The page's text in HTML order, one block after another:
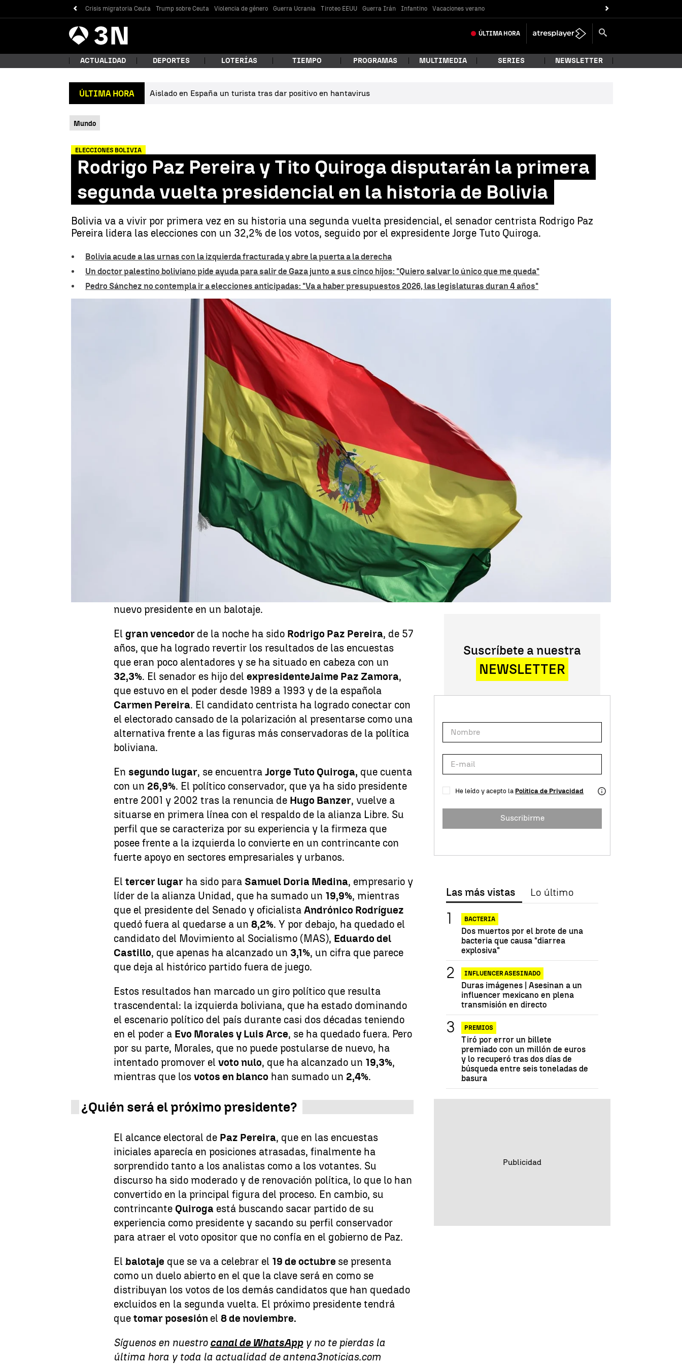
Crisis migratoria Ceuta Trump sobre Ceuta Violencia de género Guerra Ucrania Tiroteo EEUU Guerra Irán Infantino Vacaciones verano
Antena
3 Noticias ÚLTIMA HORA
ACTUALIDAD DEPORTES LOTERÍAS TIEMPO PROGRAMAS MULTIMEDIA SERIES NEWSLETTER
ÚLTIMA HORA Aislado en España un turista tras dar positivo en hantavirus
Mundo
ELECCIONES BOLIVIA
Rodrigo Paz Pereira y Tito Quiroga disputarán la primera
segunda vuelta presidencial en la historia de Bolivia
Bolivia va a vivir por primera vez en su historia una segunda vuelta presidencial, el senador centrista Rodrigo Paz
Pereira lidera las elecciones con un 32,2% de los votos, seguido por el expresidente Jorge Tuto Quiroga.
Bolivia acude a las urnas con la izquierda fracturada y abre la puerta a la derecha
Un doctor palestino boliviano pide ayuda para salir de Gaza junto a sus cinco hijos: "Quiero salvar lo único que me queda"
Pedro Sánchez no contempla ir a elecciones anticipadas: "Va a haber presupuestos 2026, las legislaturas duran 4 años"
Rodrigo Paz Pereira y Tito Quiroga disputarán la primera segunda vuelta presidencial en la historia de Bolivia |
18 de agosto de 2025, 15:30
18 de agosto de 2025, 11:13
Whatsapp
Facebook
X
se prepara para un escenario electoral sin precedentes.
Por primera vez desde que la Constitución de 2009abrió la
posibilidad de una
segunda vuelta presidencial
, el país va a
volver a sacar las urnas
en octubre. Esto se debe a que ninguno
de los candidatos alcanzó el
50% de los votosque se consideran
válidos para gobernar,
con diez puntos de
ventaja sobre el segundo, por lo que se ven obligados a elegir al
nuevo presidente en un balotaje.
Elgran vencedor de la noche ha sido Rodrigo Paz Pereira, de 57
años, que ha logrado revertir los resultados de las encuestas
que eran poco alentadores y se ha situado en cabeza con un
32,3%. El senador es hijo delexpresidenteJaime Paz Zamora,
que estuvo en el poder desde 1989 a 1993 y de la española
Carmen Pereira. El candidato centrista ha logrado conectar con
el electorado cansado de la polarización al presentarse como una
alternativa frente a las figuras más conservadoras de la política
boliviana.
Ensegundo lugar, se encuentraJorge Tuto Quiroga, que cuenta
con un 26,9%. El político conservador, que ya ha sido presidente
entre 2001 y 2002 tras la renuncia de Hugo Banzer, vuelve a
situarse en primera línea con el respaldo de la alianza Libre. Su
perfil que se caracteriza por su experiencia y la firmeza que
posee frente a la izquierda lo convierte en un contrincante con
fuerte apoyo en sectores empresariales y urbanos.
Eltercer lugar ha sido paraSamuel Doria Medina, empresario y
líder de la alianza Unidad, que ha sumado un 19,9%, mientras
que el presidente del Senado y oficialistaAndrónico Rodríguez
quedó fuera al quedarse a un8,2%. Y por debajo, ha quedado el
candidato del Movimiento al Socialismo (MAS), Eduardo del
Castillo, que apenas ha alcanzado un 3,1%, un cifra que parece
que deja al histórico partido fuera de juego.
Estos resultados han marcado un giro político que resulta
trascendental: la izquierda boliviana, que ha estado dominando
el escenario político del país durante casi dos décadas teniendo
en el poder a Evo Morales y Luis Arce, se ha quedado fuera. Pero
por su parte, Morales, que no puede postularse de nuevo, ha
intentado promover elvoto nulo, que ha alcanzado un 19,3%,
mientras que losvotos en blanco han sumado un 2,4%.
¿Quién será el próximo presidente?
El alcance electoral de Paz Pereira, que en las encuestas
iniciales aparecía en posiciones atrasadas, finalmente ha
sorprendido tanto a los analistas como a los votantes. Su
discurso ha sido moderado y de renovación política, lo que lo han
convertido en la principal figura del proceso. En cambio, su
contrincante Quiroga está buscando sacar partido de su
experiencia como presidente y sacando su perfil conservador
para atraer el voto opositor que no confía en el gobierno de Paz.
Elbalotaje que se va a celebrar el 19 de octubre se presenta
como un duelo abierto en el que la clave será en como se
distribuyan los votos de los demás candidatos que han quedado
excluidos en la segunda vuelta. El próximo presidente tendrá
quetomar posesión el8 de noviembre.
Síguenos en nuestro canal de WhatsAppy no te pierdas la
última hora y toda la actualidad de antena3noticias.com
Suscríbete a nuestra
NEWSLETTER
He leído y acepto la Política de Privacidad
Suscribirme
Las más vistas Lo último
BACTERIA
Dos muertos por el brote de una
bacteria que causa "diarrea
explosiva"
INFLUENCER ASESINADO
Duras imágenes | Asesinan a un
influencer mexicano en plena
transmisión en directo
PREMIOS
Tiró por error un billete
premiado con un millón de euros
y lo recuperó tras dos días de
búsqueda entre seis toneladas de
basura